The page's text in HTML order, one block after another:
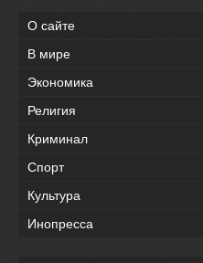
О сайте
В мире
Экономика
Религия
Криминал
Спорт
Культура
Инопресса